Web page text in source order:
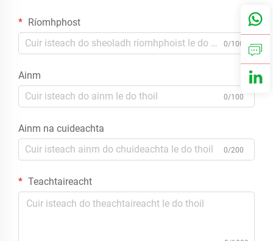
Ríomhphost
0/100
Ainm
0/100
Ainm na cuideachta
0/200
Teachtaireacht